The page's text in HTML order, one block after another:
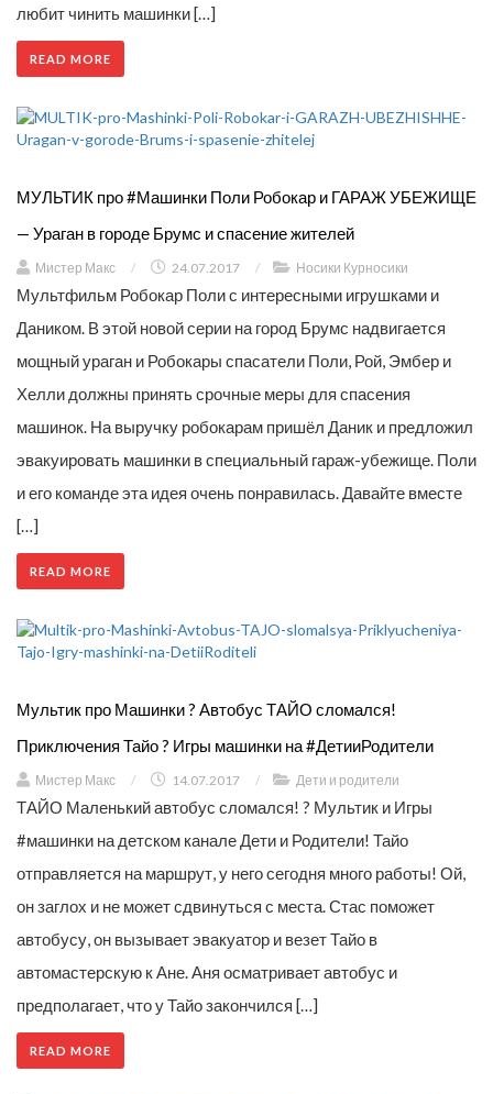
любит чинить машинки […]
READ MORE
МУЛЬТИК про #Машинки Поли Робокар и ГАРАЖ УБЕЖИЩЕ
— Ураган в городе Брумс и спасение жителей
Мистер Макс / 24.07.2017 / Носики Курносики
Мультфильм Робокар Поли с интересными игрушками и
Даником. В этой новой серии на город Брумс надвигается
мощный ураган и Робокары спасатели Поли, Рой, Эмбер и
Хелли должны принять срочные меры для спасения
машинок. На выручку робокарам пришёл Даник и предложил
эвакуировать машинки в специальный гараж-убежище. Поли
и его команде эта идея очень понравилась. Давайте вместе
[…]
READ MORE
Мультик про Машинки ? Автобус ТАЙО сломался!
Приключения Тайо ? Игры машинки на #ДетииРодители
Мистер Макс / 14.07.2017 / Дети и родители
ТАЙО Маленький автобус сломался! ? Мультик и Игры
#машинки на детском канале Дети и Родители! Тайо
отправляется на маршрут, у него сегодня много работы! Ой,
он заглох и не может сдвинуться с места. Стас поможет
автобусу, он вызывает эвакуатор и везет Тайо в
автомастерскую к Ане. Аня осматривает автобус и
предполагает, что у Тайо закончился […]
READ MORE